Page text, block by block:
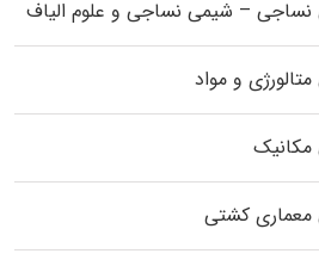
نساجی – شیمی نساجی و علوم الیاف
و مواد
مکانیک
معماری کشتی